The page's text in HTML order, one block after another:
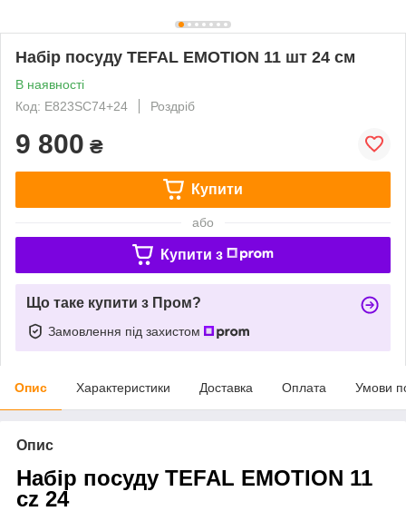
Набір посуду TEFAL EMOTION 11 шт 24 см
В наявності
Код: E823SC74+24
Роздріб
9 800 ₴
Купити
або
Купити з
Що таке купити з Пром?
Замовлення під захистом
Опис Характеристики Доставка Оплата Умови
Опис
Набір посуду TEFAL EMOTION 11
cz 24